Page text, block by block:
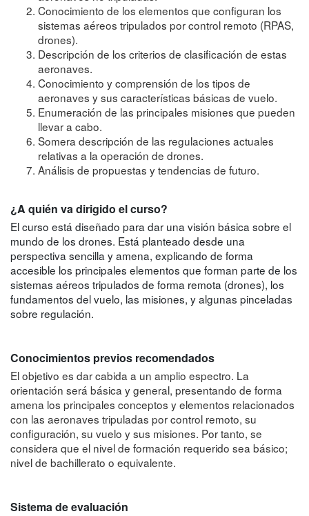
Conocimiento de los elementos que configuran los
sistemas aéreos tripulados por control remoto (RPAS,
drones).
Descripción de los criterios de clasificación de estas
aeronaves.
Conocimiento y comprensión de los tipos de
aeronaves y sus características básicas de vuelo.
Enumeración de las principales misiones que pueden
llevar a cabo.
Somera descripción de las regulaciones actuales
relativas a la operación de drones.
Análisis de propuestas y tendencias de futuro.
¿A quién va dirigido el curso?
El curso está diseñado para dar una visión básica sobre el
mundo de los drones. Está planteado desde una
perspectiva sencilla y amena, explicando de forma
accesible los principales elementos que forman parte de los
sistemas aéreos tripulados de forma remota (drones), los
fundamentos del vuelo, las misiones, y algunas pinceladas
sobre regulación.
Conocimientos previos recomendados
El objetivo es dar cabida a un amplio espectro. La
orientación será básica y general, presentando de forma
amena los principales conceptos y elementos relacionados
con las aeronaves tripuladas por control remoto, su
configuración, su vuelo y sus misiones. Por tanto, se
considera que el nivel de formación requerido sea básico;
nivel de bachillerato o equivalente.
Sistema de evaluación